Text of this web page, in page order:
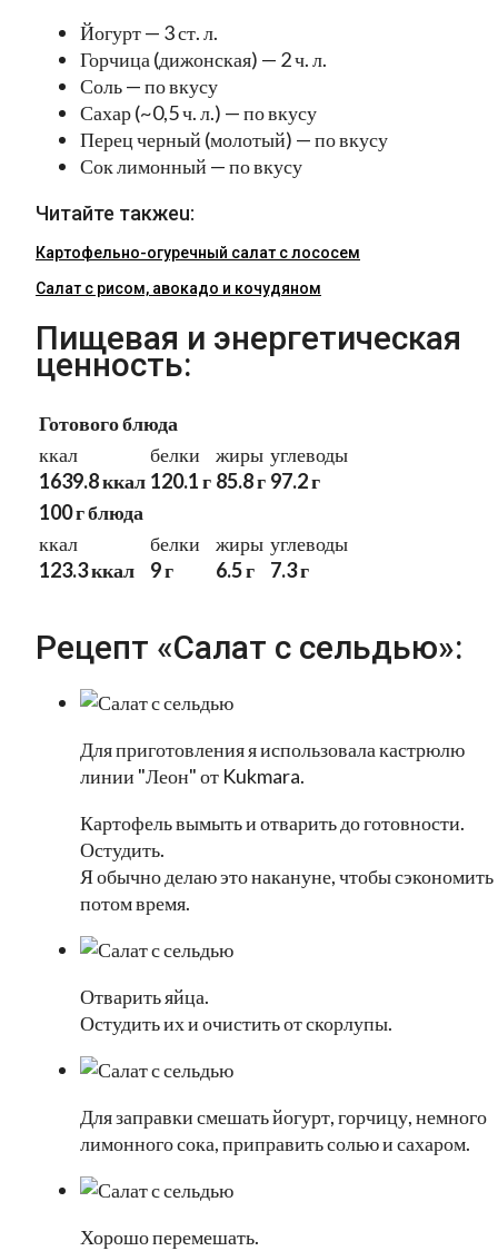
Йогурт — 3 ст. л.
Горчица (дижонская) — 2 ч. л.
Соль — по вкусу
Сахар (~0,5 ч. л.) — по вкусу
Перец черный (молотый) — по вкусу
Сок лимонный — по вкусу
Читайте такжеu:
Картофельно-огуречный салат с лососем
Салат с рисом, авокадо и кочудяном
Пищевая и энергетическая
ценность:
Готового блюда
ккал
1639.8 ккал
белки
120.1 г
жиры
85.8 г
углеводы
97.2 г
100 г блюда
ккал
123.3 ккал
белки
9 г
жиры
6.5 г
углеводы
7.3 г
Рецепт «Салат с сельдью»:
Для приготовления я использовала кастрюлю
линии "Леон" от Kukmara.
Картофель вымыть и отварить до готовности.
Остудить.
Я обычно делаю это накануне, чтобы сэкономить
потом время.
Отварить яйца.
Остудить их и очистить от скорлупы.
Для заправки смешать йогурт, горчицу, немного
лимонного сока, приправить солью и сахаром.
Хорошо перемешать.